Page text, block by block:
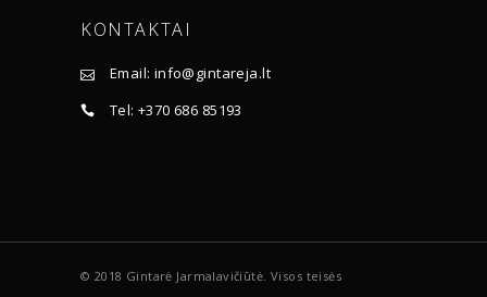
KONTAKTAI
Email: info@gintareja.lt
Tel: +370 686 85193
© 2018 Gintarė Jarmalavičiūtė. Visos teisės